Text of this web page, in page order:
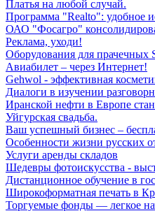
Платья на любой случай.
Программа "Realto": удобное
ОАО "Фосагро"
Реклама, уходи!
Оборудования для прачечных
Авиабилет – через Интернет!
Gehwol - эффективная
Диалоги в изучении
Иранской нефти в Европе
Уйгурская свадьба.
Ваш успешный бизнес –
Особенности жизни русских
Услуги аренды складов
Шедевры фотоискусства -
Дистанционное обучение в
Широкоформатная печать в
Торгуемые фонды — легкое